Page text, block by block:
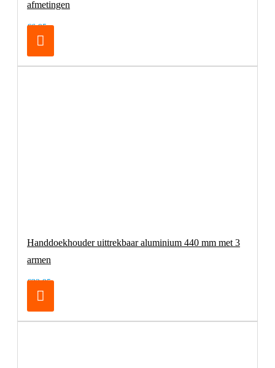
afmetingen
€6,95
Handdoekhouder uittrekbaar aluminium 440 mm met 3
armen
€32,95